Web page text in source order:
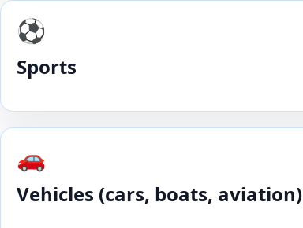
⚽️
Sports
🚗
Vehicles (cars, boats, aviation)